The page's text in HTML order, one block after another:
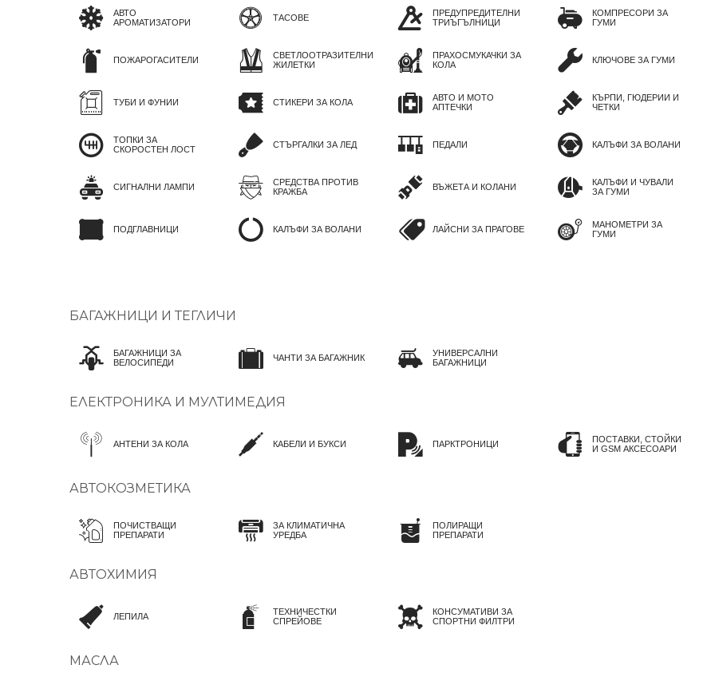
АВТО
АРОМАТИЗАТОРИ
ПОЖАРОГАСИТЕЛИ
ТУБИ И ФУНИИ
ТОПКИ ЗА
СКОРОСТЕН ЛОСТ
СИГНАЛНИ ЛАМПИ
ПОДГЛАВНИЦИ
ТАСОВЕ
СВЕТЛООТРАЗИТЕЛНИ
ЖИЛЕТКИ
СТИКЕРИ ЗА КОЛА
СТЪРГАЛКИ ЗА ЛЕД
СРЕДСТВА ПРОТИВ
КРАЖБА
КАЛЪФИ ЗА ВОЛАНИ
ПРЕДУПРЕДИТЕЛНИ
ТРИЪГЪЛНИЦИ
ПРАХОСМУКАЧКИ ЗА
КОЛА
АВТО И МОТО
АПТЕЧКИ
ПЕДАЛИ
ВЪЖЕТА И КОЛАНИ
ЛАЙСНИ ЗА ПРАГОВЕ
КОМПРЕСОРИ ЗА
ГУМИ
КЛЮЧОВЕ ЗА ГУМИ
КЪРПИ, ГЮДЕРИИ И
ЧЕТКИ
КАЛЪФИ ЗА ВОЛАНИ
КАЛЪФИ И ЧУВАЛИ
ЗА ГУМИ
МАНОМЕТРИ ЗА
ГУМИ
БАГАЖНИЦИ И ТЕГЛИЧИ
БАГАЖНИЦИ ЗА
ВЕЛОСИПЕДИ
ЧАНТИ ЗА БАГАЖНИК
УНИВЕРСАЛНИ
БАГАЖНИЦИ
ЕЛЕКТРОНИКА И МУЛТИМЕДИЯ
АНТЕНИ ЗА КОЛА КАБЕЛИ И БУКСИ ПАРКТРОНИЦИ
ПОСТАВКИ, СТОЙКИ
И GSM АКСЕСОАРИ
АВТОКОЗМЕТИКА
ПОЧИСТВАЩИ
ПРЕПАРАТИ
ЗА КЛИМАТИЧНА
УРЕДБА
ПОЛИРАЩИ
ПРЕПАРАТИ
АВТОХИМИЯ
ЛЕПИЛА
ТЕХНИЧЕСТКИ
СПРЕЙОВЕ
КОНСУМАТИВИ ЗА
СПОРТНИ ФИЛТРИ
МАСЛА